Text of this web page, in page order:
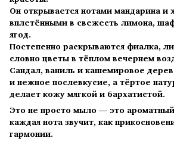
Он открывается нотами мандарина и
вплетёнными в свежесть лимона,
ягод.
Постепенно раскрываются фиалка,
словно цветы в тёплом вечернем
Сандал, ваниль и кашемировое
и нежное послевкусие, а тёртое
делает кожу мягкой и бархатистой.
Это не просто мыло — это
каждая нота звучит, как
гармонии.